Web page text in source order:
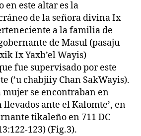
este altar es la
de la señora divina Ix
a la familia de
de Masul (pasaju
Ix Yaxb’el Wayis)
fue supervisado por este
(’u chabjiiy Chan SakWayis).
mujer se encontraban en
ante el Kalomte’, en
tikaleño en 711 DC
123) (Fig.3).